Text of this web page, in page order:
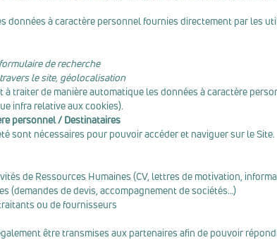
données à caractère personnel fournies directement par les
de recherche
le site, géolocalisation
à traiter de manière automatique les données à caractère
infra relative aux cookies).
personnel / Destinataires
sont nécessaires pour pouvoir accéder et naviguer sur le Site.
de Ressources Humaines (CV, lettres de motivation,
(demandes de devis, accompagnement de sociétés…)
ou de fournisseurs
être transmises aux partenaires afin de pouvoir